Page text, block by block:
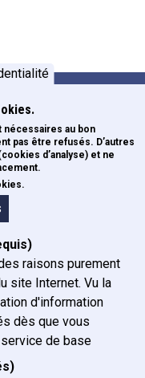
au bon
pas être refusés. D’autres
d’analyse) et ne
raisons purement
site Internet. Vu la
d'information
dès que vous
de base